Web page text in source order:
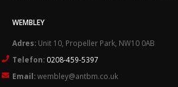
WEMBLEY
Adres: Unit 10, Propeller Park, NW10 0AB
Telefon: 0208-459-5397
Email:wembley@antbm.co.uk